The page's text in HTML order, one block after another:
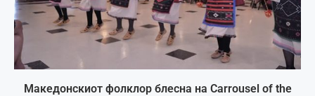
Македонскиот фолклор блесна на Carrousel of the